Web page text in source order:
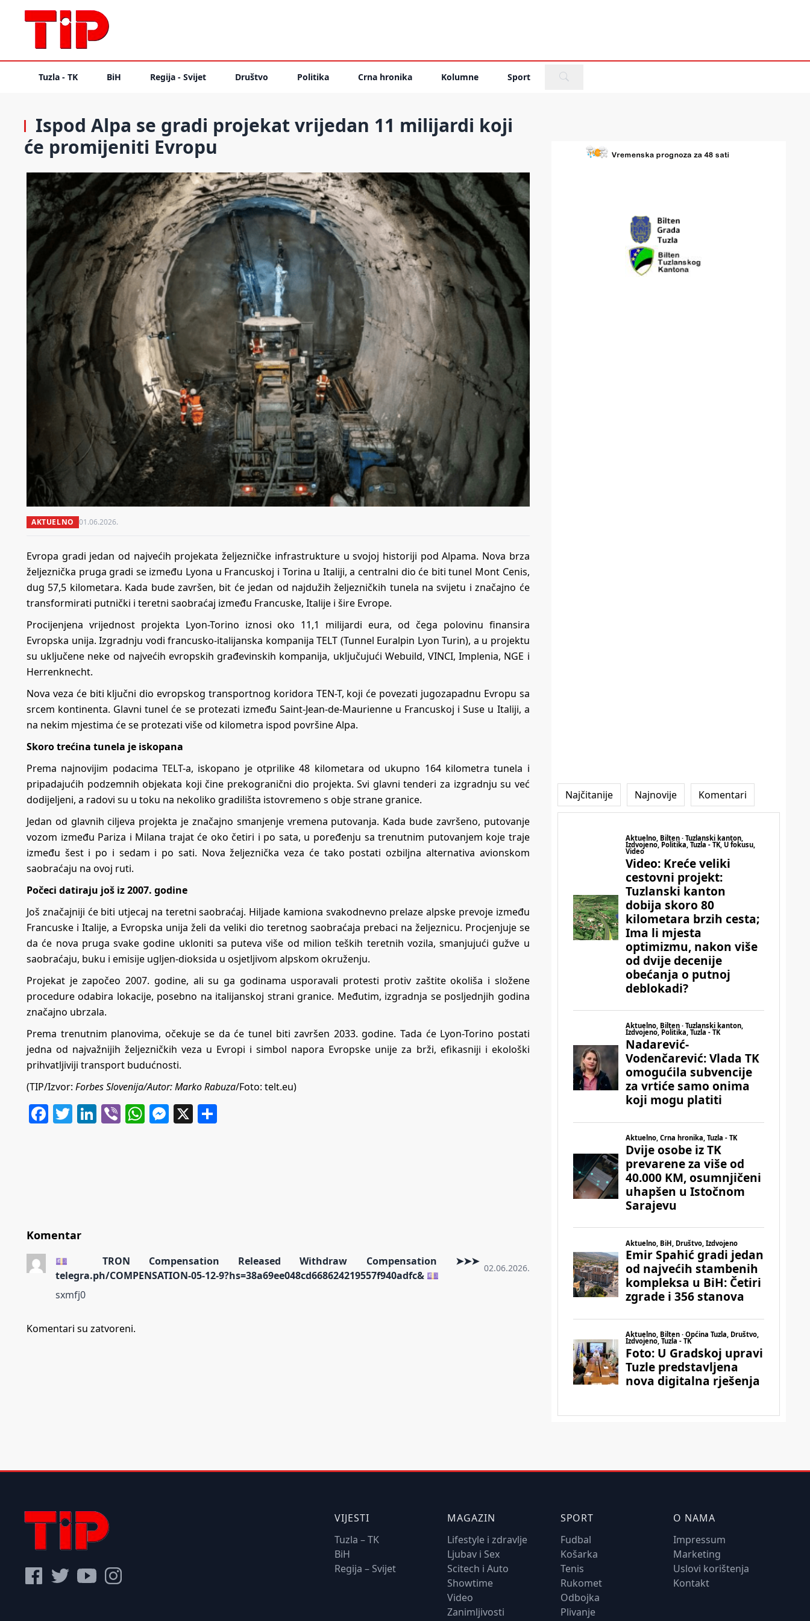
Tuzla - TK BiH Regija - Svijet Društvo Politika Crna hronika Kolumne Sport
Ispod Alpa se gradi projekat vrijedan 11 milijardi koji
će promijeniti Evropu
AKTUELNO 01.06.2026.
Evropa gradi jedan od najvećih projekata željezničke infrastrukture u svojoj historiji pod Alpama. Nova brza
željeznička pruga gradi se između Lyona u Francuskoj i Torina u Italiji, a centralni dio će biti tunel Mont Cenis,
dug 57,5 ​​kilometara. Kada bude završen, bit će jedan od najdužih željezničkih tunela na svijetu i značajno će
transformirati putnički i teretni saobraćaj između Francuske, Italije i šire Evrope.
Procijenjena vrijednost projekta Lyon-Torino iznosi oko 11,1 milijardi eura, od čega polovinu finansira
Evropska unija. Izgradnju vodi francusko-italijanska kompanija TELT (Tunnel Euralpin Lyon Turin), a u projektu
su uključene neke od najvećih evropskih građevinskih kompanija, uključujući Webuild, VINCI, Implenia, NGE i
Herrenknecht.
Nova veza će biti ključni dioevropskog transportnog koridora TEN-T, koji će povezati jugozapadnu Evropu sa
srcem kontinenta. Glavni tunel će se protezati između Saint-Jean-de-Maurienne u Francuskoj i Suse u Italiji, a
na nekim mjestima će se protezati više od kilometra ispod površine Alpa.
Skoro trećina tunela je iskopana
Prema najnovijim podacima TELT-a, iskopano je otprilike 48 kilometara od ukupno 164 kilometra tunela i
pripadajućih podzemnih objekata koji čine prekogranični dio projekta. Svi glavni tenderi za izgradnju su već
dodijeljeni, a radovi su u toku na nekoliko gradilišta istovremeno s obje strane granice.
Jedan od glavnih ciljeva projekta je značajno smanjenje vremena putovanja. Kada bude završeno, putovanje
vozom između Pariza i Milana trajat će oko četiri i po sata, u poređenju sa trenutnim putovanjem koje traje
između šest i po i sedam i po sati. Nova željeznička veza će tako postati ozbiljna alternativa avionskom
saobraćaju na ovoj ruti.
Počeci datiraju još iz 2007. godine
Još značajniji će biti utjecaj na teretni saobraćaj. Hiljade kamiona svakodnevno prelaze alpske prevoje između
Francuske i Italije, a Evropska unija želi da veliki dio teretnog saobraćaja prebaci na željeznicu. Procjenjuje se
da će nova pruga svake godine ukloniti sa puteva više od milion teških teretnih vozila, smanjujući gužve u
saobraćaju, buku i emisije ugljen-dioksida u osjetljivom alpskom okruženju.
Projekat je započeo 2007. godine, ali su ga godinama usporavali protesti protiv zaštite okoliša i složene
procedure odabira lokacije, posebno na italijanskoj strani granice. Međutim, izgradnja se posljednjih godina
značajno ubrzala.
Prema trenutnim planovima, očekuje se da će tunel biti završen 2033. godine. Tada će Lyon-Torino postati
jedna od najvažnijih željezničkih veza u Evropi i simbol napora Evropske unije za brži, efikasniji i ekološki
prihvatljiviji transport budućnosti.
(TIP/Izvor: Forbes Slovenija/Autor: Marko Rabuza/Foto: telt.eu)
Facebook
Twitter
LinkedIn
ViberWhatsApp
Messenger
X
Komentar
💷 TRON Compensation Released Withdraw Compensation ➤➤➤
telegra.ph/COMPENSATION-05-12-9?hs=38a69ee048cd668624219557f940adfc& 💷
02.06.2026.
sxmfj0
Komentari su zatvoreni.
Najčitanije Najnovije Komentari
VIJESTI
Tuzla – TK
BiH
Regija – Svijet
MAGAZIN
Lifestyle i zdravlje
Ljubav i Sex
Scitech i Auto
Showtime
Video
Zanimljivosti
SPORT
Fudbal
Košarka
Tenis
Rukomet
Odbojka
Plivanje
O NAMA
Impressum
Marketing
Uslovi korištenja
Kontakt